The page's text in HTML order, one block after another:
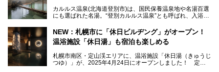
の温泉や料理をはじめ、パブリックスペース・客室など宿の
全貌を徹底的にご紹介します！
カルルス温泉(北海道登別市)は、国民保養温泉地や名湯百選
にも選ばれた名湯。“登別カルルス温泉”とも呼ばれ、入浴剤
豊かな登別温泉とは対照的な存在で、今も湯治場的な要素が
残る閑静な温泉地です。
地体験し、カルルス温泉をご紹介。温泉地の概要や泉質解説
をはじめ、日帰り入浴可能な全３施設の紹介・周辺観光・ア
NEW：札幌市に「休日ビルヂング」がオープン！
温浴施設「休日湯」も宿泊も楽しめる
札幌市南区・定山渓エリアに、温浴施設「休日湯（きゅうじ
つゆ）」が、2025年4月24日にオープンしました！ 定山